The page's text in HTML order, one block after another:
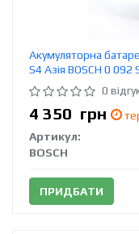
Акумуляторна
S4 Азія BOSCH 0 092
0
4 350 грн
Артикул:
BOSCH
ПРИДБАТИ